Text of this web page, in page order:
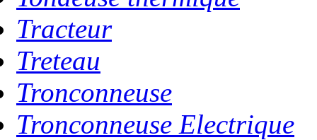
Tracteur
Treteau
Tronconneuse
Tronconneuse Electrique